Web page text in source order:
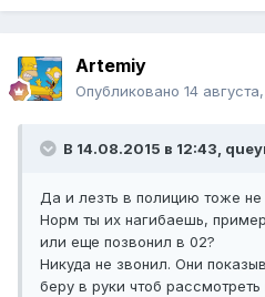
Artemiy
Опубликовано 14
В 14.08.2015 в 12:43,
Да и лезть в полицию тоже
Норм ты их нагибаешь,
или еще позвонил в 02?
Никуда не звонил. Они
беру в руки чтоб